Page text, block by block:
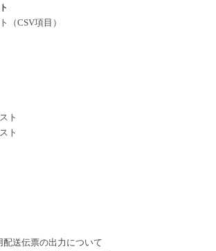
（CSV項目）
ト
ト
配送伝票の出力について